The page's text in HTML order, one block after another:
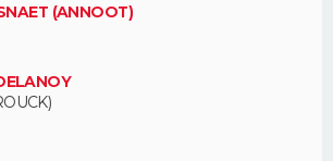
(ANNOOT)